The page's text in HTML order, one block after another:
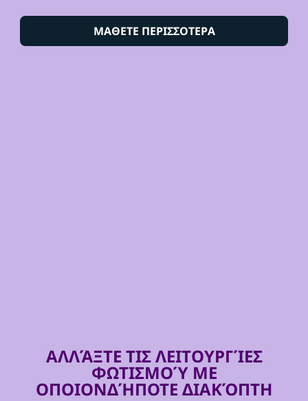
ΜΑΘΕΤΕ ΠΕΡΙΣΣΟΤΕΡΑ
ΑΛΛΆΞΤΕ ΤΙΣ ΛΕΙΤΟΥΡΓΊΕΣ
ΦΩΤΙΣΜΟΎ ΜΕ
ΟΠΟΙΟΝΔΉΠΟΤΕ ΔΙΑΚΌΠΤΗ